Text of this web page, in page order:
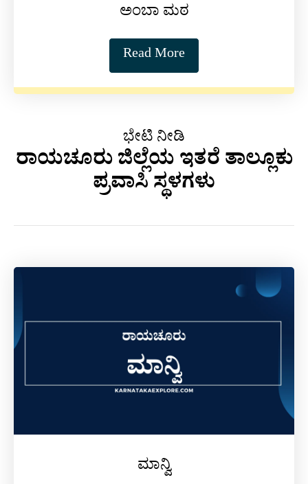
ಅಂಬಾ ಮಠ
Read More
ಭೇಟಿ ನೀಡಿ
ರಾಯಚೂರು ಜಿಲ್ಲೆಯ ಇತರೆ ತಾಲ್ಲೂಕು
ಪ್ರವಾಸಿ ಸ್ಥಳಗಳು
ಮಾನ್ವಿ